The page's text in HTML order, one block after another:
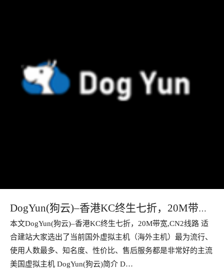
DogYun(狗云)–香港KC终生七折，20M带
宽,CN2线路 适合建站
本文DogYun(狗云)–香港KC终生七折，20M带宽,CN2线路 适
合建站大家选出了当前国外虚拟主机（海外主机）最为流行、
使用人数最多、知名度、性价比、售后服务都是非常好的主流
美国虚拟主机 DogYun(狗云)简介 D…